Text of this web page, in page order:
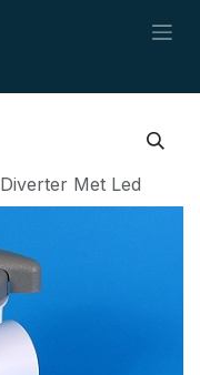
Met Led